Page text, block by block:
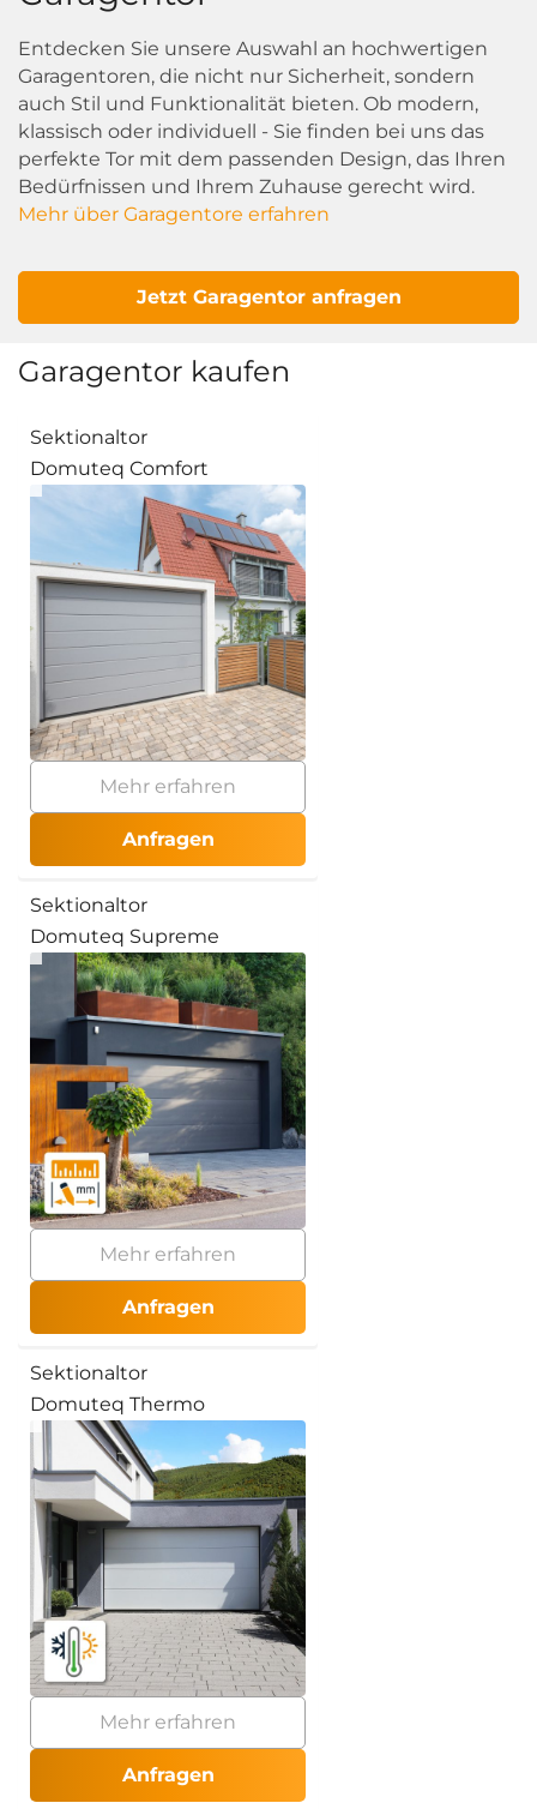
Entdecken Sie unsere Auswahl an hochwertigen
Garagentoren, die nicht nur Sicherheit, sondern
auch Stil und Funktionalität bieten. Ob modern,
klassisch oder individuell - Sie finden bei uns das
perfekte Tor mit dem passenden Design, das Ihren
Bedürfnissen und Ihrem Zuhause gerecht wird.
Mehr über Garagentore erfahren
Jetzt Garagentor anfragen
Garagentor kaufen
Sektionaltor
Domuteq Comfort
Mehr erfahren
Anfragen
Sektionaltor
Domuteq Supreme
Mehr erfahren
Anfragen
Sektionaltor
Domuteq Thermo
Mehr erfahren
Anfragen